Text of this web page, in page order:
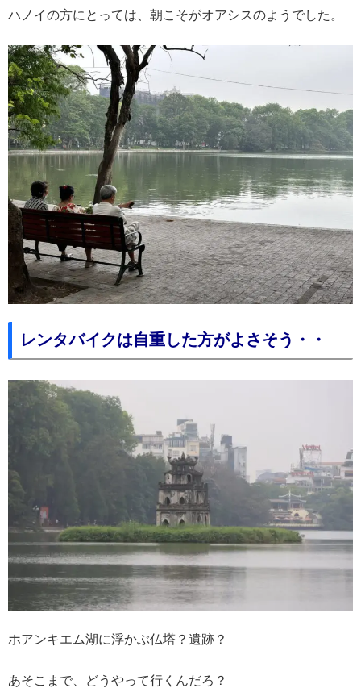
ハノイの方にとっては、朝こそがオアシスのようでした。
レンタバイクは自重した方がよさそう・・
ホアンキエム湖に浮かぶ仏塔？遺跡？
あそこまで、どうやって行くんだろ？